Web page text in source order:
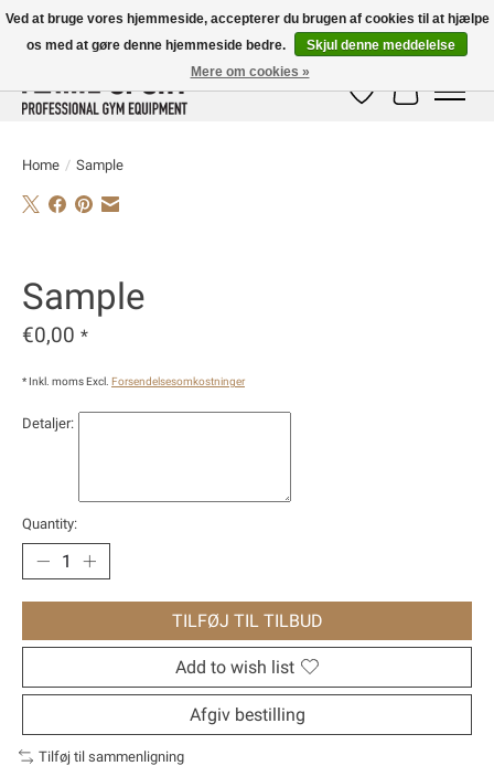
E-MAIL:info@flame-sport.deTEL.: +49 1525 9705 011
Ønskeseddel
Home / Sample
Sample
€0,00 *
* Inkl. moms Excl. Forsendelsesomkostninger
Detaljer:
Quantity:
TILFØJ TIL TILBUD
Add to wish list
Afgiv bestilling
Tilføj til sammenligning
Ved at bruge vores hjemmeside, accepterer du brugen af ​​cookies til at hjælpe
os med at gøre denne hjemmeside bedre.
Skjul denne meddelelse
Mere om cookies »